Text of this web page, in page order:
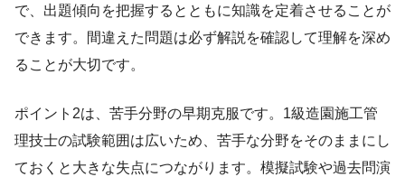
で、出題傾向を把握するとともに知識を定着させることが
できます。間違えた問題は必ず解説を確認して理解を深め
ることが大切です。
ポイント2は、苦手分野の早期克服です。1級造園施工管
理技士の試験範囲は広いため、苦手な分野をそのままにし
ておくと大きな失点につながります。模擬試験や過去問演